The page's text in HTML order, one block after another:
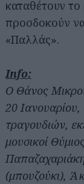
καταθέτουν
προσδοκούν
«Παλλάς».
Info:
Ο Θάνος
20
τραγουδιών,
μουσικοί
(μπουζούκι),